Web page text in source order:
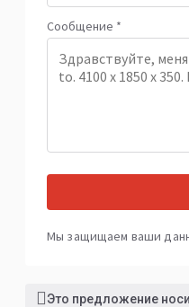
Сообщение *
Мы защищаем ваши
Это предложение